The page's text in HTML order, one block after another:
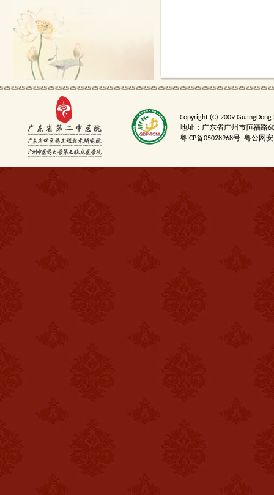
Copyright (C) 2009
地址：广东省广州市恒福路
粤ICP备05028968号 粤公网安